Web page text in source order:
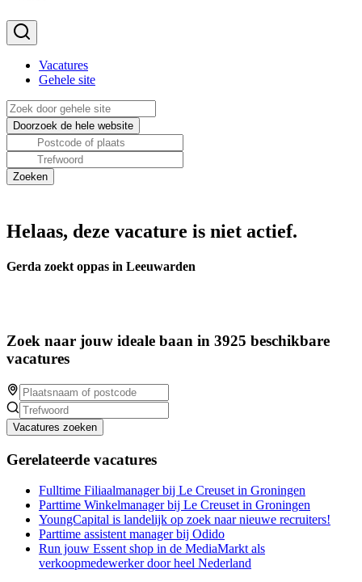
Vacatures
Gehele site
Helaas, deze vacature is niet actief.
Gerda zoekt oppas in Leeuwarden
Zoek naar jouw ideale baan in 3925 beschikbare
vacatures
Vacatures zoeken
Gerelateerde vacatures
Fulltime Filiaalmanager bij Le Creuset in Groningen
Parttime Winkelmanager bij Le Creuset in Groningen
YoungCapital is landelijk op zoek naar nieuwe recruiters!
Parttime assistent manager bij Odido
Run jouw Essent shop in de MediaMarkt als
verkoopmedewerker door heel Nederland